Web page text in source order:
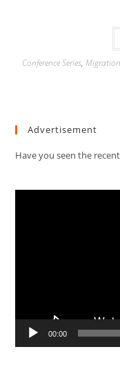
Conference Series, Migration
Advertisement
Have you seen the
00:00